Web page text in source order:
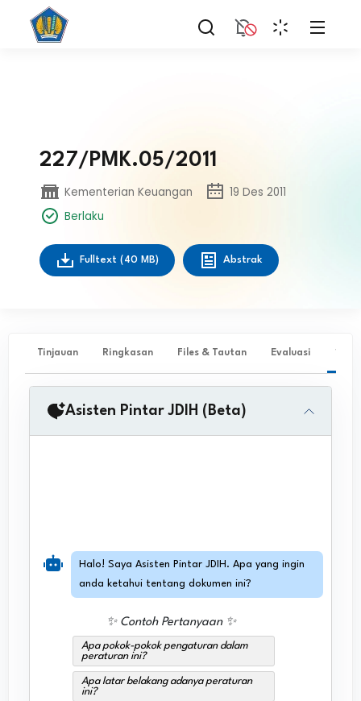
227/PMK.05/2011
Kementerian Keuangan
19 Des 2011
Berlaku
Fulltext (40 MB) Abstrak
Tinjauan Ringkasan Files & Tautan Evaluasi ✨
Asisten Pintar JDIH (Beta)
✨ Contoh Pertanyaan ✨
Apa pokok-pokok pengaturan dalam
peraturan ini?
Apa latar belakang adanya peraturan
ini?
Halo! Saya Asisten Pintar JDIH. Apa yang ingin
anda ketahui tentang dokumen ini?